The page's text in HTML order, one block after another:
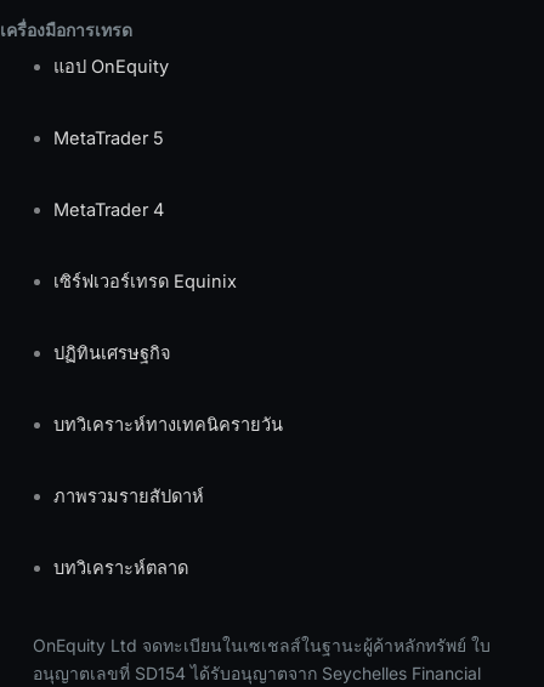
เครื่องมือการเทรด
แอป OnEquity
MetaTrader 5
MetaTrader 4
เซิร์ฟเวอร์เทรด Equinix
ปฏิทินเศรษฐกิจ
บทวิเคราะห์ทางเทคนิครายวัน
ภาพรวมรายสัปดาห์
บทวิเคราะห์ตลาด
OnEquity Ltd จดทะเบียนในเซเชลส์ในฐานะผู้ค้าหลักทรัพย์ ใบ
อนุญาตเลขที่ SD154 ได้รับอนุญาตจาก Seychelles Financial